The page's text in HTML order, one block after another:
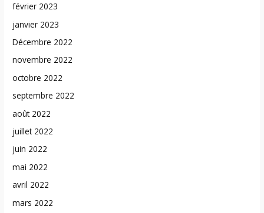
février 2023
janvier 2023
Décembre 2022
novembre 2022
octobre 2022
septembre 2022
août 2022
juillet 2022
juin 2022
mai 2022
avril 2022
mars 2022